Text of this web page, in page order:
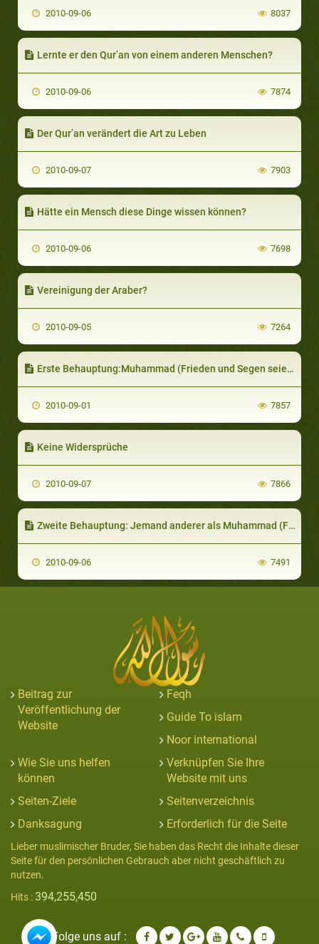
2010-09-06 8037
Lernte er den Qur’an von einem anderen Menschen?
2010-09-06 7874
Der Qur’an verändert die Art zu Leben
2010-09-07 7903
Hätte ein Mensch diese Dinge wissen können?
2010-09-06 7698
Vereinigung der Araber?
2010-09-05 7264
Erste Behauptung:Muhammad (Frieden und Segen seien auf ihm) schrieb den Qur’an
2010-09-01 7857
Keine Widersprüche
2010-09-07 7866
Zweite Behauptung: Jemand anderer als Muhammad (Frieden und Segen auf ihm) schrieb den Qur’an
2010-09-06 7491
Beitrag zur
Veröffentlichung der
Website
Feqh
Guide To islam
Noor international
Wie Sie uns helfen
können
Verknüpfen Sie Ihre
Website mit uns
Seiten-Ziele
Seitenverzeichnis
Danksagung
Erforderlich für die Seite
Lieber muslimischer Bruder, Sie haben das Recht die Inhalte dieser
Seite für den persönlichen Gebrauch aber nicht geschäftlich zu
nutzen.
Hits : 394,255,450
Folge uns auf :